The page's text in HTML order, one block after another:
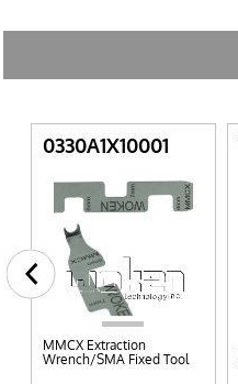
0330A1X10001
MMCX Extraction
Wrench/SMA Fixed Tool